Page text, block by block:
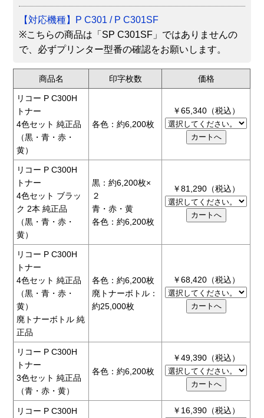
【対応機種】P C301 / P C301SF
※こちらの商品は「SP C301SF」ではありませんの
で、必ずプリンター型番の確認をお願いします。
商品名 印字枚数 価格
リコー P C300H
トナー
4色セット 純正品
（黒・青・赤・
黄）
各色：約6,200枚
￥65,340（税込）
リコー P C300H
トナー
4色セット ブラッ
ク 2本 純正品
（黒・青・赤・
黄）
黒：約6,200枚×
２
青・赤・黄
各色：約6,200枚
￥81,290（税込）
リコー P C300H
トナー
4色セット 純正品
（黒・青・赤・
黄）
廃トナーボトル 純
正品
各色：約6,200枚
廃トナーボトル：
約25,000枚
￥68,420（税込）
リコー P C300H
トナー
3色セット 純正品
（青・赤・黄）
各色：約6,200枚
￥49,390（税込）
リコー P C300H
￥16,390（税込）